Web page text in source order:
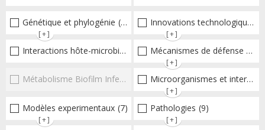
Génétique et phylogénie (20)
[+]
Innovations technologiques et omiques
[+]
Interactions hôte-microbioteEntérocoques (1)
Mécanismes de défense microbiens
[+]
Métabolisme Biofilm Infections respiratoires (0)
Microorganismes et interactions/réponse de l'hôte
[+]
Modèles experimentaux (7)
[+]
Pathologies (9)
[+]